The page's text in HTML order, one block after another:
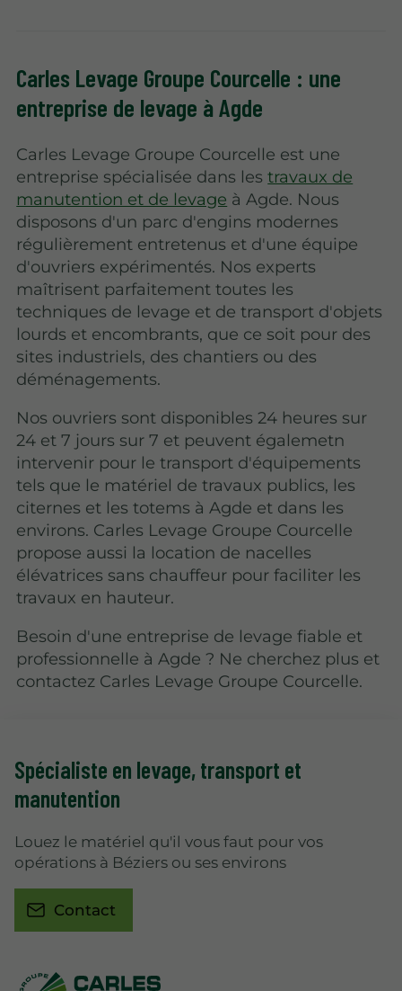
Carles Levage Groupe Courcelle : une
entreprise de levage à Agde
Carles Levage Groupe Courcelle est une
entreprise spécialisée dans lestravaux de
manutention et de levage à Agde. Nous
disposons d'un parc d'engins modernes
régulièrement entretenus et d'une équipe
d'ouvriers expérimentés. Nos experts
maîtrisent parfaitement toutes les
techniques de levage et de transport d'objets
lourds et encombrants, que ce soit pour des
sites industriels, des chantiers ou des
déménagements.
Nos ouvriers sont disponibles 24 heures sur
24 et 7 jours sur 7 et peuvent égalemetn
intervenir pour le transport d'équipements
tels que le matériel de travaux publics, les
citernes et les totems à Agde et dans les
environs. Carles Levage Groupe Courcelle
propose aussi la location de nacelles
élévatrices sans chauffeur pour faciliter les
travaux en hauteur.
Besoin d'une entreprise de levage fiable et
professionnelle à Agde ? Ne cherchez plus et
contactez Carles Levage Groupe Courcelle.
Spécialiste en levage, transport et
manutention
Louez le matériel qu'il vous faut pour vos
opérations à Béziers ou ses environs
Contact